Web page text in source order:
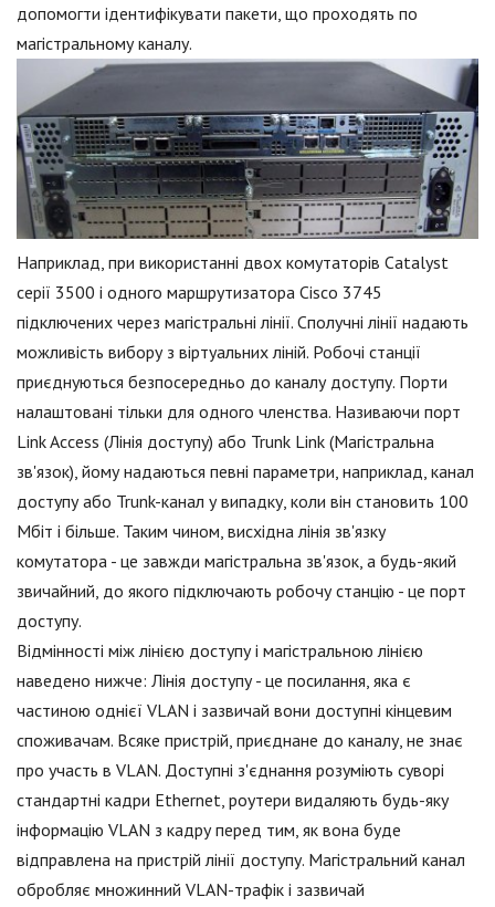
допомогти ідентифікувати пакети, що проходять по
магістральному каналу.
Наприклад, при використанні двох комутаторів Catalyst
серії 3500 і одного маршрутизатора Cisco 3745
підключених через магістральні лінії. Сполучні лінії надають
можливість вибору з віртуальних ліній. Робочі станції
приєднуються безпосередньо до каналу доступу. Порти
налаштовані тільки для одного членства. Називаючи порт
Link Access (Лінія доступу) або Trunk Link (Магістральна
зв'язок), йому надаються певні параметри, наприклад, канал
доступу або Trunk-канал у випадку, коли він становить 100
Мбіт і більше. Таким чином, висхідна лінія зв'язку
комутатора - це завжди магістральна зв'язок, а будь-який
звичайний, до якого підключають робочу станцію - це порт
доступу.
Відмінності між лінією доступу і магістральною лінією
наведено нижче: Лінія доступу - це посилання, яка є
частиною однієї VLAN і зазвичай вони доступні кінцевим
споживачам. Всяке пристрій, приєднане до каналу, не знає
про участь в VLAN. Доступні з'єднання розуміють суворі
стандартні кадри Ethernet, роутери видаляють будь-яку
інформацію VLAN з кадру перед тим, як вона буде
відправлена на пристрій лінії доступу. Магістральний канал
обробляє множинний VLAN-трафік і зазвичай